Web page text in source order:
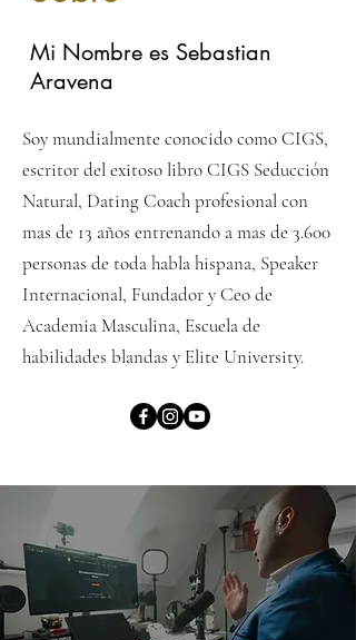
Mi Nombre es Sebastian
Aravena
Soy mundialmente conocido como CIGS,
escritor del exitoso libro CIGS Seducción
Natural, Dating Coach profesional con
mas de 13 años entrenando a mas de 3.600
personas de toda habla hispana, Speaker
Internacional, Fundador y Ceo de
Academia Masculina, Escuela de
habilidades blandas y Elite University.